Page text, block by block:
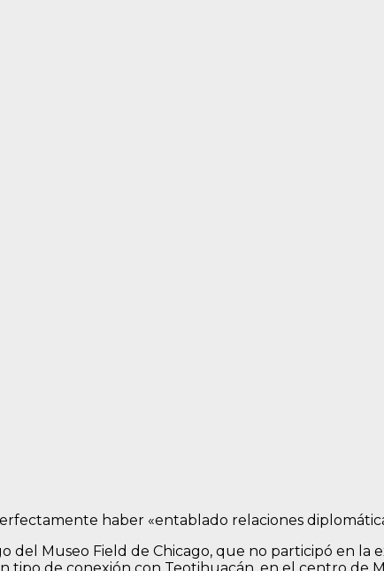
haber «entablado relaciones
Museo Field de Chicago, que no participó en la